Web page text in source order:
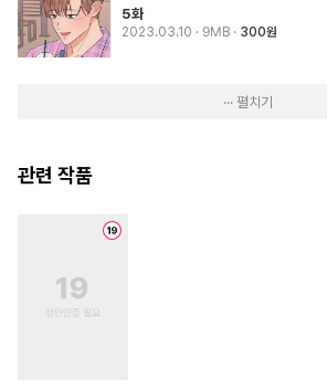
5화
2023.03.10 · 9MB 300원
··· 펼치기
관련 작품